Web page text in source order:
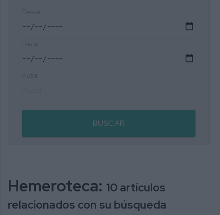
BUSCAR
Hemeroteca: 10 artículos
relacionados con su búsqueda